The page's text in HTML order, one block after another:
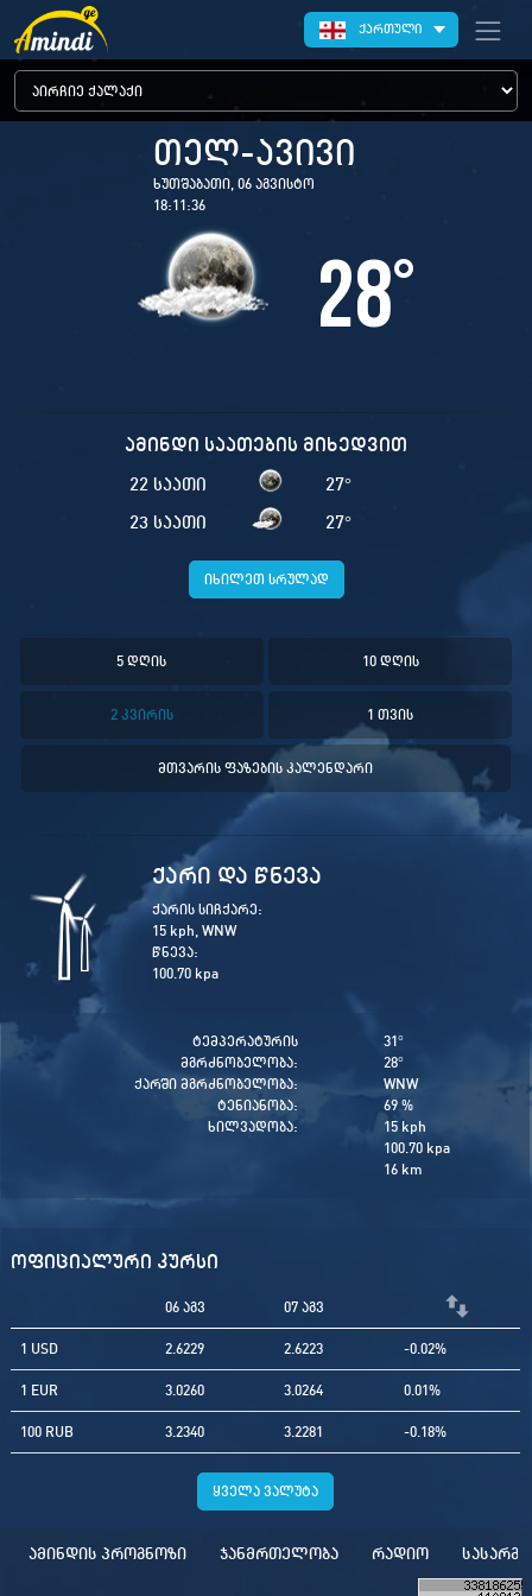
ქართული
თელ-ავივი
ხუთშაბათი, 06 აგვისტო
18:11:36
28°
ამინდი საათების მიხედვით
22 საათი 27°
23 საათი
27°
იხილეთ სრულად
5 დღის 10 დღის
2 კვირის 1 თვის
მთვარის ფაზების კალენდარი
ქარი და წნევა
ქარის სიჩქარე:
15 kph, WNW
წნევა:
100.70 kpa
ტემპერატურის
მგრძნობელობა:
ქარში მგრძნობელობა:
ტენიანობა:
ხილვადობა:
31°
28°
WNW
69 %
15 kph
100.70 kpa
16 km
ოფიციალური კურსი
06 აგვ 07 აგვ
1 USD 2.6229 2.6223 -0.02%
1 EUR 3.0260 3.0264 0.01%
100 RUB 3.2340 3.2281 -0.18%
ყველა ვალუტა
ამინდის პროგნოზი ჯანმრთელობა რადიო